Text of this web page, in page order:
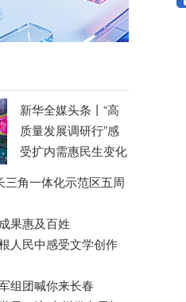
新华全媒头条丨 “高
质量发展调研行”感
受扩内需惠民生变化
三角一体化示范区五周
果惠及百姓
人民中感受文学创作
组团喊你来长春